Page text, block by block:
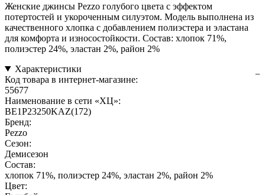
Женские джинсы Pezzo голубого цвета с эффектом
потертостей и укороченным силуэтом. Модель выполнена из
качественного хлопка с добавлением полиэстера и эластана
для комфорта и износостойкости. Состав: хлопок 71%,
полиэстер 24%, эластан 2%, район 2%
Характеристики
Код товара в интернет-магазине:
55677
Наименование в сети «ХЦ»:
BE1P23250KAZ(172)
Бренд:
Pezzo
Сезон:
Демисезон
Состав:
хлопок 71%, полиэстер 24%, эластан 2%, район 2%
Цвет: